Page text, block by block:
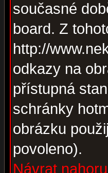
současné
board. Z
http://
odkazy na
přístupná
schránky
obrázku
povoleno).
Návrat nahoru